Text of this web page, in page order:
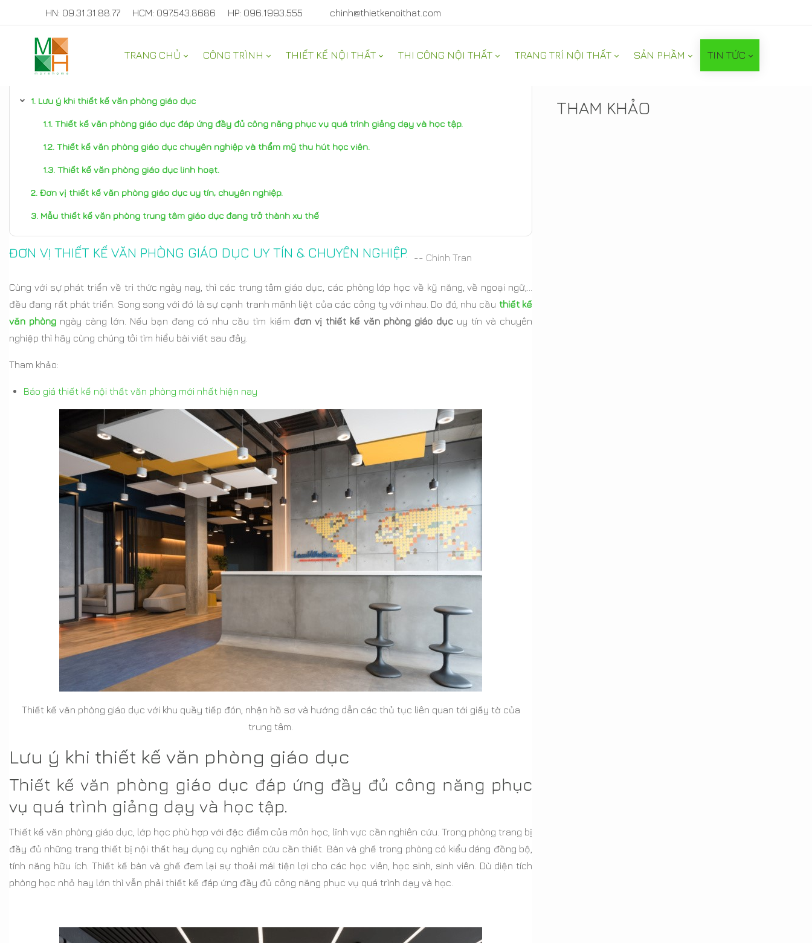
HN: 09.31.31.88.77 HCM: 097.543.8686 HP: 096.1993.555 chinh@thietkenoithat.com
TRANG CHỦ CÔNG TRÌNH THIẾT KẾ NỘI THẤT THI CÔNG NỘI THẤT TRANG TRÍ NỘI THẤT SẢN PHẦM TIN TỨC
TƯ VẤN NỘI THẤT NHÀ ĐẸP
Lưu ý khi thiết kế văn phòng giáo dục
Thiết kế văn phòng giáo dục đáp ứng đầy đủ công năng phục vụ quá trình giảng dạy và học tập.
Thiết kế văn phòng giáo dục chuyên nghiệp và thẩm mỹ thu hút học viên.
Thiết kế văn phòng giáo dục linh hoạt.
Đơn vị thiết kế văn phòng giáo dục uy tín, chuyên nghiệp.
Mẫu thiết kế văn phòng trung tâm giáo dục đang trở thành xu thế
ĐƠN VỊ THIẾT KẾ VĂN PHÒNG GIÁO DỤC UY TÍN & CHUYÊN NGHIỆP. -- Chinh Tran
Cùng với sự phát triển về tri thức ngày nay, thì các trung tâm giáo dục, các phòng lớp học về kỹ năng, về ngoại ngữ,…
đều đang rất phát triển. Song song với đó là sự cạnh tranh mãnh liệt của các công ty với nhau. Do đó, nhu cầu thiết kế
văn phòng ngày càng lớn. Nếu bạn đang có nhu cầu tìm kiếm đơn vị thiết kế văn phòng giáo dụcuy tín và chuyên
nghiệp thì hãy cùng chúng tôi tìm hiểu bài viết sau đây.
Tham khảo:
Báo giá thiết kế nội thất văn phòng mới nhất hiện nay
Thiết kế văn phòng giáo dục với khu quầy tiếp đón, nhận hồ sơ và hướng dẫn các thủ tục liên quan tới giấy tờ của
trung tâm.
Lưu ý khi thiết kế văn phòng giáo dục
Thiết kế văn phòng giáo dục đáp ứng đầy đủ công năng phục
vụ quá trình giảng dạy và học tập.
Thiết kế văn phòng giáo dục, lớp học phù hợp với đặc điểm của môn học, lĩnh vực cần nghiên cứu. Trong phòng trang bị
đầy đủ những trang thiết bị nội thất hay dụng cụ nghiên cứu cần thiết. Bàn và ghế trong phòng có kiểu dáng đồng bộ,
tính năng hữu ích. Thiết kế bàn và ghế đem lại sự thoải mái tiện lợi cho các học viên, học sinh, sinh viên. Dù diện tích
phòng học nhỏ hay lớn thì vẫn phải thiết kế đáp ứng đầy đủ công năng phục vụ quá trình dạy và học.
TIN NỔI BẬT
THAM KHẢO